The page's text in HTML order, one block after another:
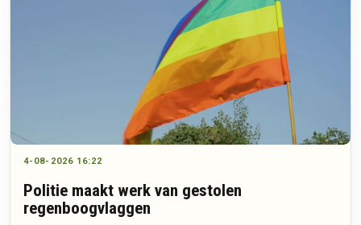
4-08-2026 16:22
Politie maakt werk van gestolen
regenboogvlaggen